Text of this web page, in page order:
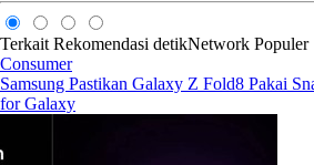
Terkait Rekomendasi detikNetwork Populer
Consumer
Samsung Pastikan Galaxy Z Fold8 Pakai
for Galaxy